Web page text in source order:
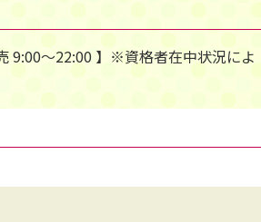
9:00～22:00 】※資格者在中状況によ